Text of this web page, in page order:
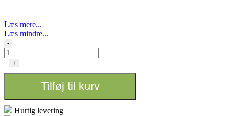
Læs mere...
Læs mindre...
Digital
pH-
meter
antal
-
+
Tilføj til kurv
Hurtig levering